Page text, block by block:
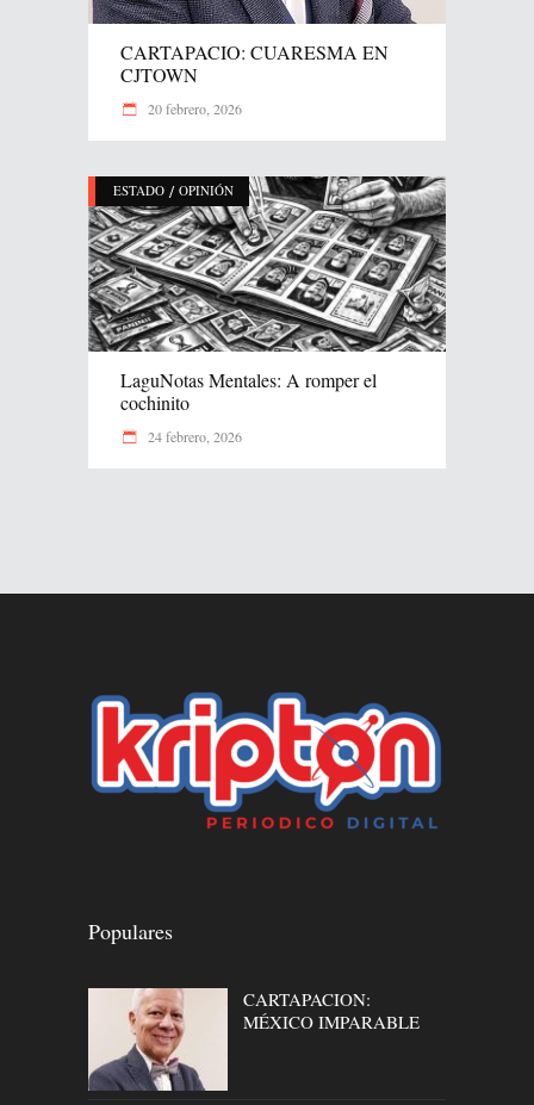
CARTAPACIO: CUARESMA EN
CJTOWN
20 febrero, 2026
ESTADO / OPINIÓN
LaguNotas Mentales: A romper el
cochinito
24 febrero, 2026
Populares
CARTAPACION:
MÉXICO IMPARABLE